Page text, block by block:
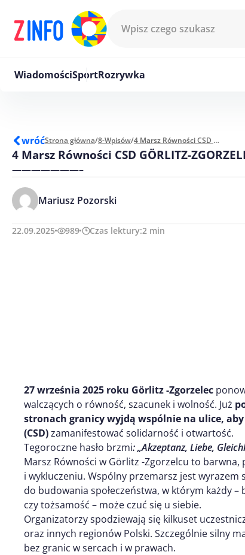
WiadomościSportRozrywka
wróćStrona główna/8-Wpisów/ 4 Marsz Równości CSD GÖRLITZ-ZGORZELEC
4 Marsz Równości CSD GÖRLITZ-
———————–
Mariusz Pozorski
22.09.2025 989 Czas lektury:2 min
27 września 2025 roku Görlitz -Zgorzelec
walczących o równość, szacunek i wolność. Już
stronach granicy wyjdą wspólnie na ulice,
(CSD)zamanifestować solidarność i otwartość.
Tegoroczne hasło brzmi: „Akzeptanz, Liebe,
Marsz Równości w Görlitz -Zgorzelcu to
i wykluczeniu. Wspólny przemarsz jest wyrazem
do budowania społeczeństwa, w którym każdy
czy tożsamość – może czuć się u siebie.
Organizatorzy spodziewają się kilkuset
oraz innych regionów Polski. Szczególnie silny
bez granic w sercach i w prawach.